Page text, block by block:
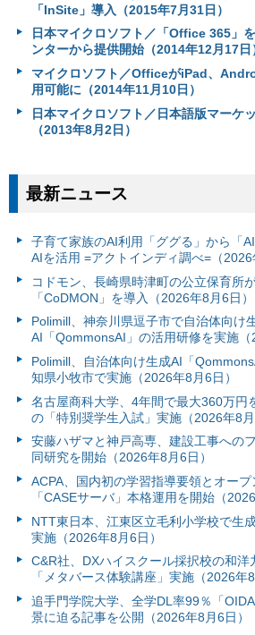
「InSite」導入（2015年7月31日）
日本マイクロソフト／「Office 365」
ンターから提供開始（2014年12月17日
マイクロソフト／OfficeがiPad、
用可能に（2014年11月10日）
日本マイクロソフト／日本語版マーケ
（2013年8月2日）
最新ニュース
子育て家族のAI利用「ググる」から「
AIを活用 =アクトインディ調べ=（2026
コドモン、長崎県時津町の公立保育所
「CoDMON」を導入（2026年8月6日）
Polimill、神奈川県逗子市で自治体向け
AI「QommonsAI」の活用研修を実施（
Polimill、自治体向け生成AI「
知県小牧市で実施（2026年8月6日）
名古屋商科大学、4年間で最大360万円
の「特別奨学生入試」実施（2026年8月
安藤ハザマと神戸高専、建設工事への
同研究を開始（2026年8月6日）
ACPA、国内初の学習指導要領とオー
「CASEサーバ」本格運用を開始（
NTT東日本、江東区立毛利小学校で生
実施（2026年8月6日）
C&R社、DXハイスクール採択校の和洋
「メタバース体験講座」実施（2026年8
追手門学院大学、全学DL率99％「
景に迫る記事を公開（2026年8月6日）